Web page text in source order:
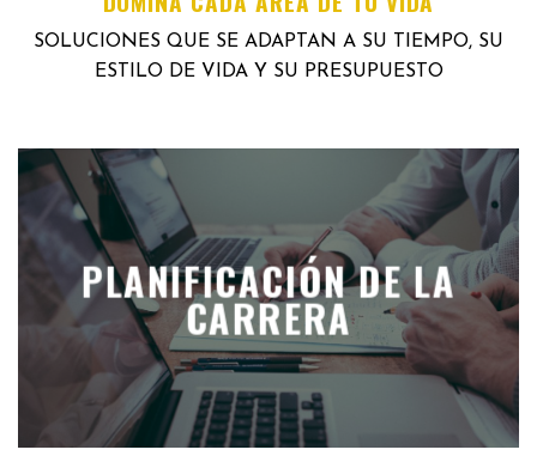
SOLUCIONES QUE SE ADAPTAN A SU TIEMPO, SU
ESTILO DE VIDA Y SU PRESUPUESTO
PLANIFICACIÓN DE LA
CARRERA